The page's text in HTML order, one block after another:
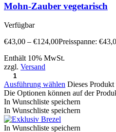
Mohn-Zauber vegetarisch
Verfügbar
€43,00 – €124,00Preisspanne:
Enthält 10% MwSt.
zzgl. Versand
Ausführung wählen Dieses
Die Optionen können auf der
In Wunschliste speichern
In Wunschliste speichern
In Wunschliste speichern